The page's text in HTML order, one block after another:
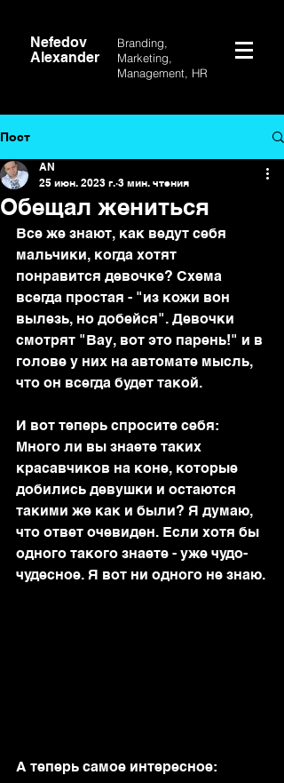
Nefedov
Alexander
Branding,
Marketing,
Management, HR
Пост
Обещал жениться
AN
25 июн. 2023 г. 3 мин. чтения
Все же знают, как ведут себя
мальчики, когда хотят
понравится девочке? Схема
всегда простая - "из кожи вон
вылезь, но добейся". Девочки
смотрят "Вау, вот это парень!" и в
голове у них на автомате мысль,
что он всегда будет такой.
И вот теперь спросите себя:
Много ли вы знаете таких
красавчиков на коне, которые
добились девушки и остаются
такими же как и были? Я думаю,
что ответ очевиден. Если хотя бы
одного такого знаете - уже чудо-
чудесное. Я вот ни одного не знаю.
А теперь самое интересное: